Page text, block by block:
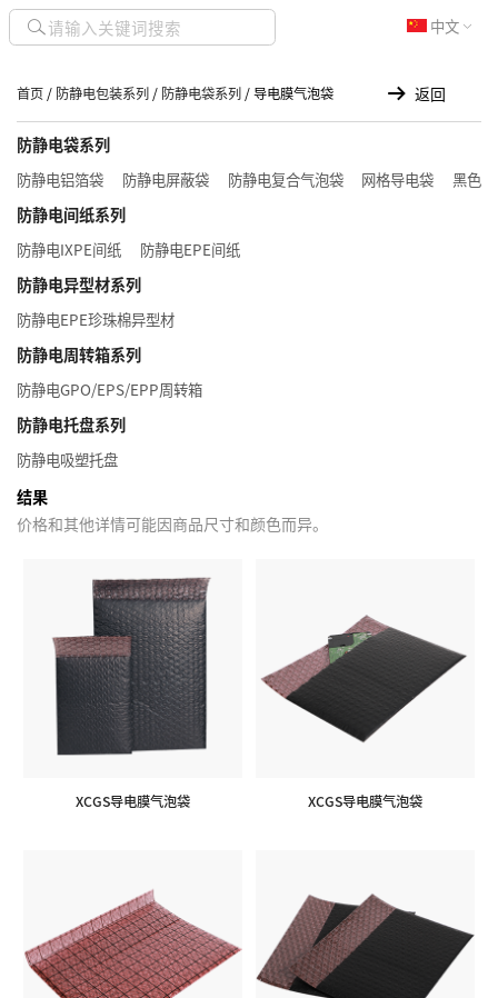
中文
首页 / 防静电包装系列 / 防静电袋系列 / 导电膜气泡袋 返回
防静电袋系列
防静电铝箔袋
防静电屏蔽袋 防静电复合气泡袋 网格导电袋
黑色
防静电间纸系列
防静电IXPE间纸
防静电EPE间纸
防静电异型材系列
防静电EPE珍珠棉异型材
防静电周转箱系列
防静电GPO/EPS/EPP周转箱
防静电托盘系列
防静电吸塑托盘
结果
价格和其他详情可能因商品尺寸和颜色而异。
XCGS导电膜气泡袋 XCGS导电膜气泡袋